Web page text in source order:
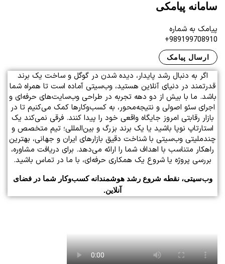
سامانه پیامکی
پیامک به شماره
989199708910+
ارسال پیامک
اگر به دنبال رشد پایدار، دیده شدن در گوگل و ساخت یک برند
قدرتمند در دنیای آنلاین هستید، وب‌سیتی آماده است تا همراه شما
باشد. ما با بیش از دو دهه تجربه در طراحی وب‌سایت‌های حرفه‌ای و
اجرای سئو اصولی و نتیجه‌محور، به کسب‌وکارها کمک می‌کنیم تا در
بازار رقابتی امروز جایگاه واقعی خود را پیدا کنند. فرقی نمی‌کند یک
استارتاپ نوپا باشید یا یک برند بزرگ و بین‌المللی؛ تیم متخصص و
چندملیتی وب‌سیتی با شناخت دقیق بازارهای ایران و جهانی، بهترین
راهکار متناسب با اهداف شما را ارائه می‌دهد. برای دریافت مشاوره،
بررسی پروژه یا شروع یک همکاری حرفه‌ای، با ما در تماس باشید.
وب‌سیتی، نقطه شروع رشد هوشمندانه کسب‌وکار شما در فضای
آنلاین.